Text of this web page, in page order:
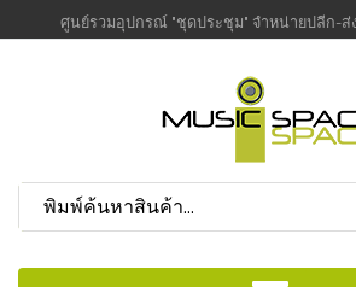
ศูนย์รวมอุปกรณ์ "ชุดประชุม" จำหน่ายปลีก-ส่